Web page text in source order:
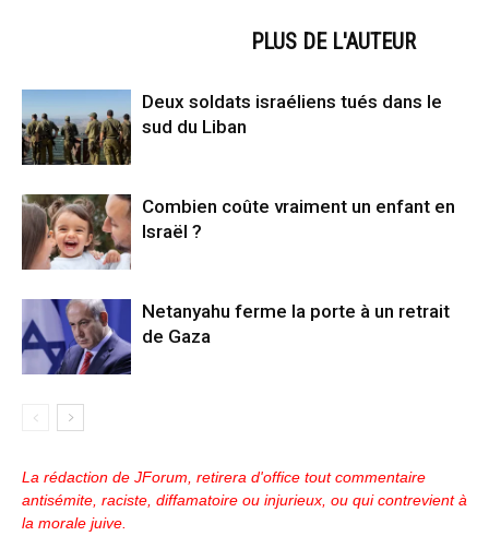
PLUS DE L'AUTEUR
Deux soldats israéliens tués dans le
sud du Liban
Combien coûte vraiment un enfant en
Israël ?
Netanyahu ferme la porte à un retrait
de Gaza
La rédaction de JForum, retirera d'office tout commentaire
antisémite, raciste, diffamatoire ou injurieux, ou qui contrevient à
la morale juive.